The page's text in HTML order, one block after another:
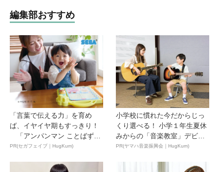
編集部おすすめ
「言葉で伝える力」を育め
ば、イヤイヤ期もすっきり！
「アンパンマン ことばずか
ん...
PR(セガフェイブ｜HugKum)
小学校に慣れた今だからじっ
くり選べる！ 小学１年生夏休
みからの「音楽教室」デビ
ュ...
PR(ヤマハ音楽振興会｜HugKum)